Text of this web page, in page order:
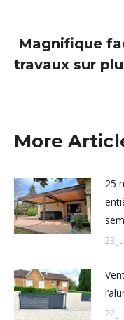
Magnifique
travaux sur
More
25
23
22